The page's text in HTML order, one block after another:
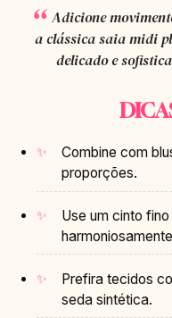
Adicione
a clássica saia midi
delicado e
Combine com
proporções.
Use um cinto
Prefira tecidos
seda sintética.